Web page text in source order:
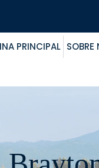
PRINCIPAL SOBRE